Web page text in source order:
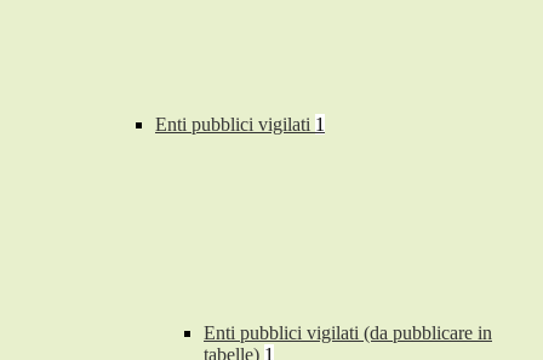
Enti pubblici vigilati 1
Enti pubblici vigilati (da pubblicare in
tabelle) 1